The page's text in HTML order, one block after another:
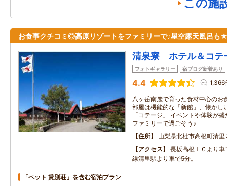
この施
お食事クチコミ◎高原リゾートをファミリーで♪星空露天風呂も
清泉寮 ホテル＆コテ
フォトギャラリー 宿ブログ新着あり
4.4 1,366
八ヶ岳南麓で育った食材中心の
部屋は機能的な「新館」、懐かし
「コテージ」 イベントや体験が
ファミリーで過ごそう♪
住所
山梨県北杜市高根町清里
アクセス
長坂高根ＩＣより
線清里駅より車で5分。
「ペット 貸別荘」を含む宿泊プラン